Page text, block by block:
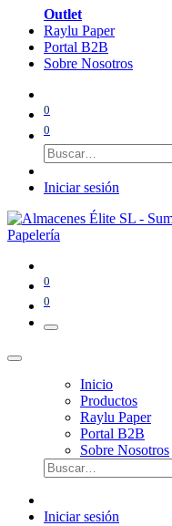
Outlet
Raylu Paper
Portal B2B
Sobre Nosotros
0
0
Iniciar sesión
0
0
Inicio
Productos
Raylu Paper
Portal B2B
Sobre Nosotros
Iniciar sesión